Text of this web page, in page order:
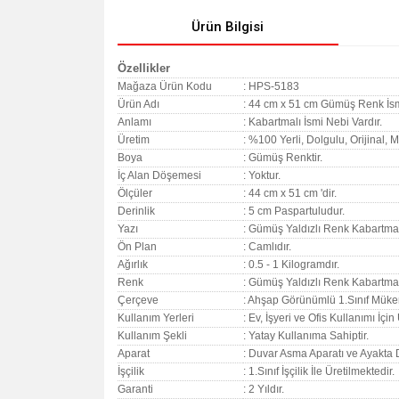
Ürün Bilgisi
Özellikler
Mağaza Ürün Kodu
: HPS-5183
Ürün Adı
: 44 cm x 51 cm Gümüş Renk
Anlamı
: Kabartmalı İsmi Nebi Vardır.
Üretim
: %100 Yerli, Dolgulu, Orijinal,
Boya
: Gümüş Renktir.
İç Alan Döşemesi
: Yoktur.
Ölçüler
: 44 cm x 51 cm 'dir.
Derinlik
: 5 cm Paspartuludur.
Yazı
: Gümüş Yaldızlı Renk
Ön Plan
: Camlıdır.
Ağırlık
: 0.5 - 1 Kilogramdır.
Renk
: Gümüş Yaldızlı Renk
Çerçeve
: Ahşap Görünümlü 1.Sınıf
Kullanım Yerleri
: Ev, İşyeri ve Ofis Kullanımı
Kullanım Şekli
: Yatay Kullanıma Sahiptir.
Aparat
: Duvar Asma Aparatı ve Ayakta
İşçilik
: 1.Sınıf İşçilik İle Üretilmektedir.
Garanti
: 2 Yıldır.